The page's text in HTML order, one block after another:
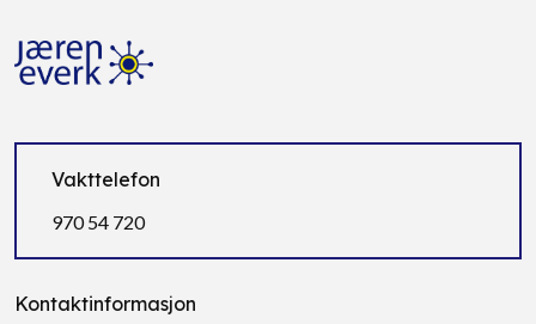
Vakttelefon
970 54 720
Kontaktinformasjon